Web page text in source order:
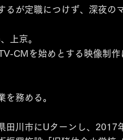
が定職につけず、深夜の
上京。
CMを始めとする映像制作
を務める。
田川市にUターンし、2017